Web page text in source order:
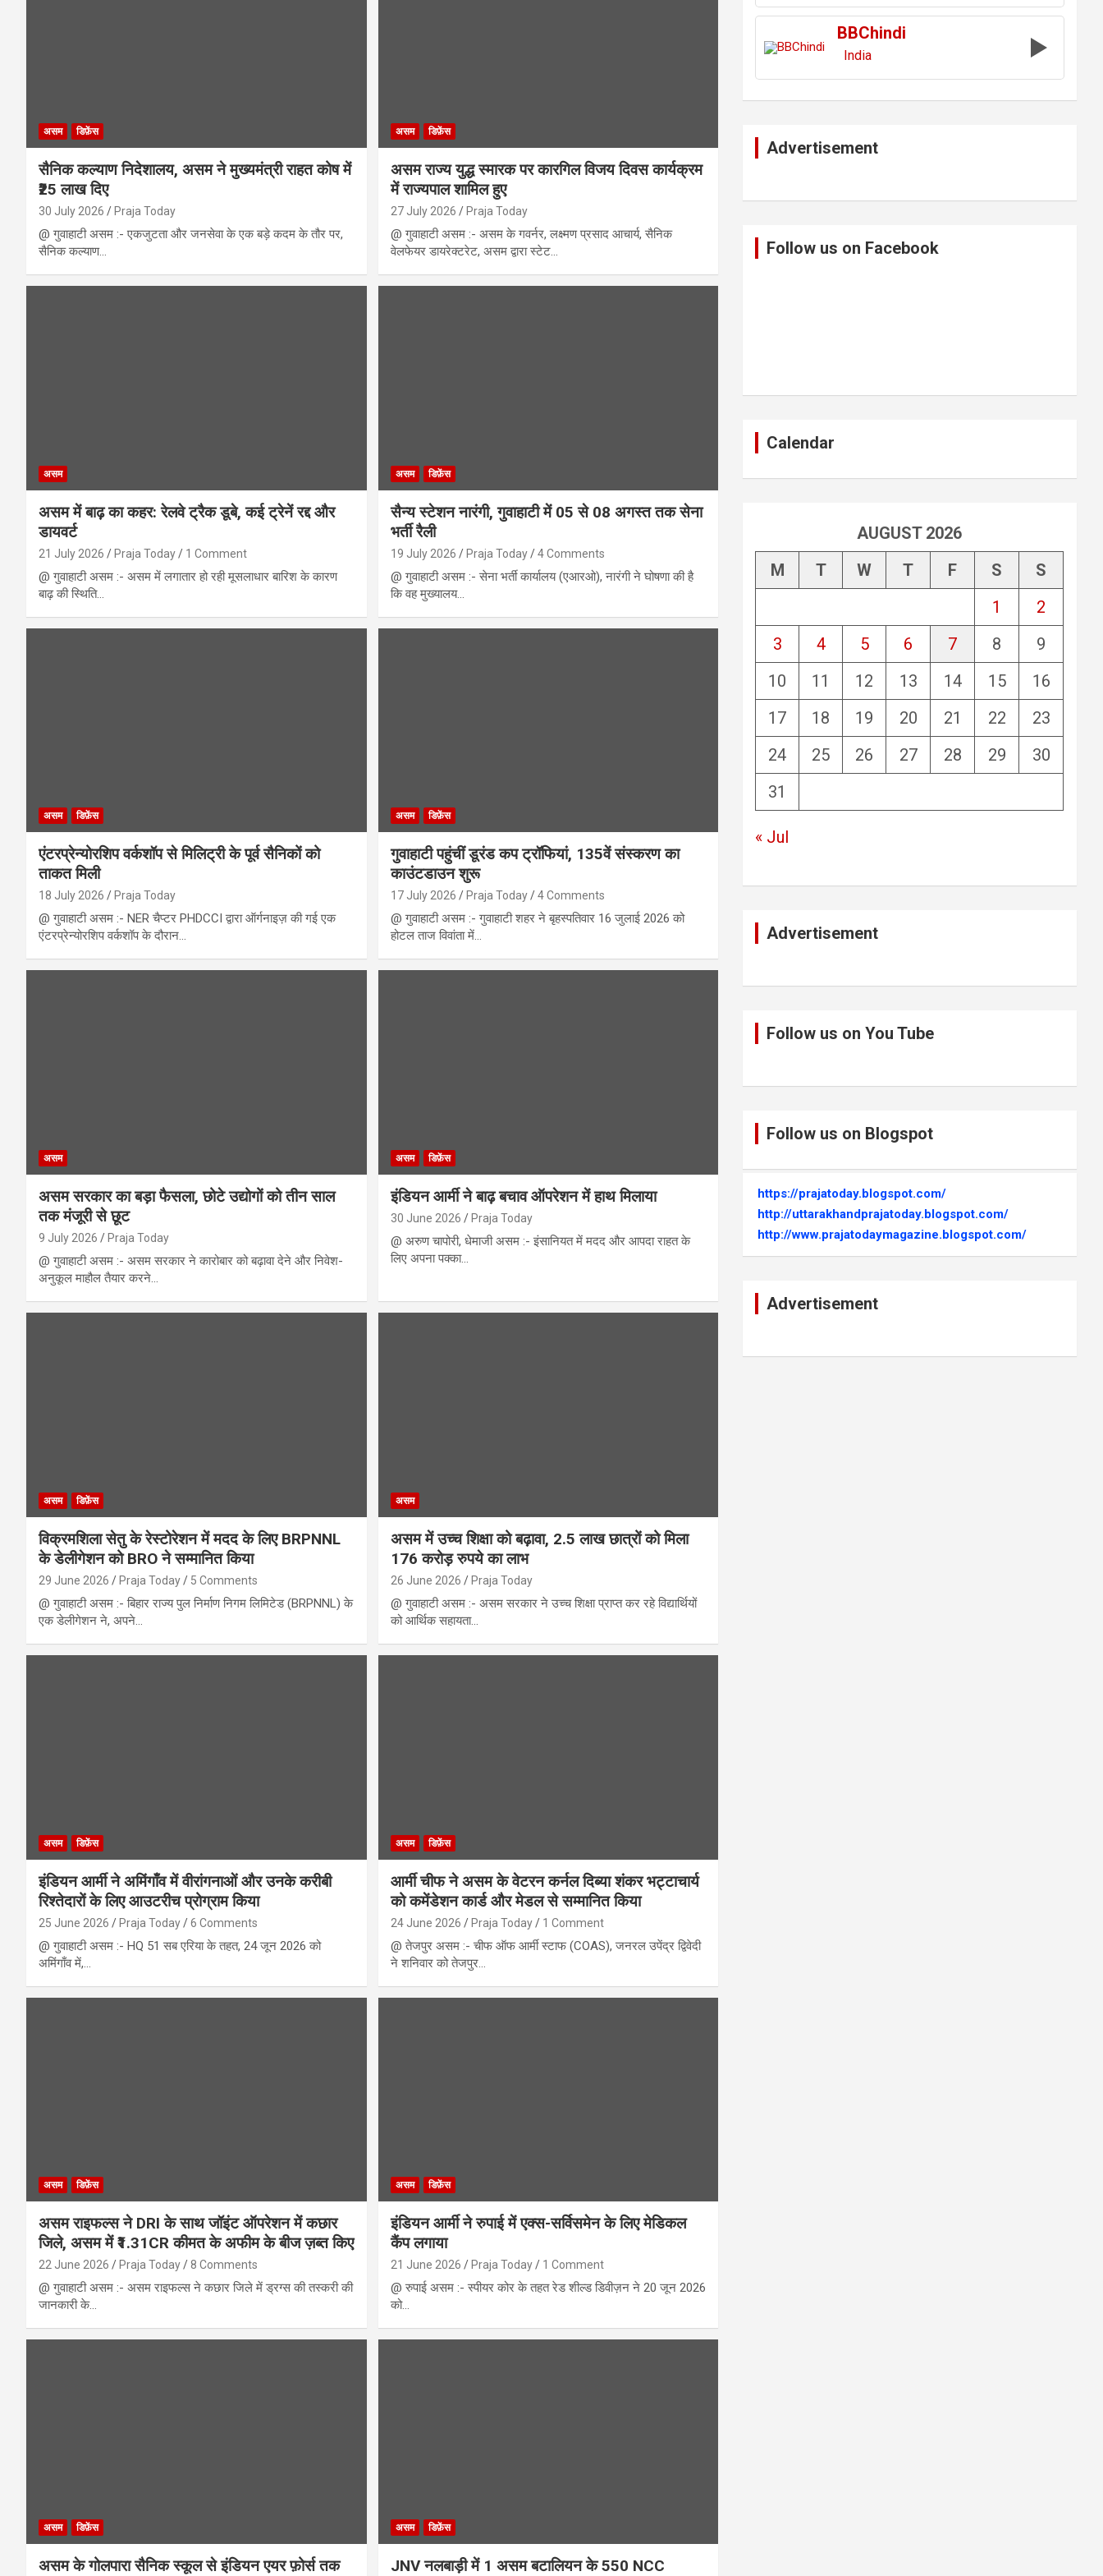
असम डिफ़ेंस
सैनिक कल्याण निदेशालय, असम ने मुख्यमंत्री राहत कोष में
₹25 लाख दिए
30 July 2026 Praja Today
@ गुवाहाटी असम :- एकजुटता और जनसेवा के एक बड़े कदम के तौर पर,
सैनिक कल्याण…
असम डिफ़ेंस
असम राज्य युद्ध स्मारक पर कारगिल विजय दिवस कार्यक्रम
में राज्यपाल शामिल हुए
27 July 2026 Praja Today
@ गुवाहाटी असम :- असम के गवर्नर, लक्ष्मण प्रसाद आचार्य, सैनिक
वेलफेयर डायरेक्टरेट, असम द्वारा स्टेट…
असम
असम में बाढ़ का कहर: रेलवे ट्रैक डूबे, कई ट्रेनें रद्द और
डायवर्ट
21 July 2026 Praja Today 1 Comment
@ गुवाहाटी असम :- असम में लगातार हो रही मूसलाधार बारिश के कारण
बाढ़ की स्थिति…
असम डिफ़ेंस
सैन्य स्टेशन नारंगी, गुवाहाटी में 05 से 08 अगस्त तक सेना
भर्ती रैली
19 July 2026 Praja Today 4 Comments
@ गुवाहाटी असम :- सेना भर्ती कार्यालय (एआरओ), नारंगी ने घोषणा की है
कि वह मुख्यालय…
असम डिफ़ेंस
एंटरप्रेन्योरशिप वर्कशॉप से ​​मिलिट्री के पूर्व सैनिकों को
ताकत मिली
18 July 2026 Praja Today
@ गुवाहाटी असम :- NER चैप्टर PHDCCI द्वारा ऑर्गनाइज़ की गई एक
एंटरप्रेन्योरशिप वर्कशॉप के दौरान…
असम डिफ़ेंस
गुवाहाटी पहुंचीं डूरंड कप ट्रॉफियां, 135वें संस्करण का
काउंटडाउन शुरू
17 July 2026 Praja Today 4 Comments
@ गुवाहाटी असम :- गुवाहाटी शहर ने बृहस्पतिवार 16 जुलाई 2026 को
होटल ताज विवांता में…
असम
असम सरकार का बड़ा फैसला, छोटे उद्योगों को तीन साल
तक मंजूरी से छूट
9 July 2026 Praja Today
@ गुवाहाटी असम :- असम सरकार ने कारोबार को बढ़ावा देने और निवेश-
अनुकूल माहौल तैयार करने…
असम डिफ़ेंस
इंडियन आर्मी ने बाढ़ बचाव ऑपरेशन में हाथ मिलाया
30 June 2026 Praja Today
@ अरुण चापोरी, धेमाजी असम :- इंसानियत में मदद और आपदा राहत के
लिए अपना पक्का…
असम डिफ़ेंस
विक्रमशिला सेतु के रेस्टोरेशन में मदद के लिए BRPNNL
के डेलीगेशन को BRO ने सम्मानित किया
29 June 2026 Praja Today 5 Comments
@ गुवाहाटी असम :- बिहार राज्य पुल निर्माण निगम लिमिटेड (BRPNNL) के
एक डेलीगेशन ने, अपने…
असम
असम में उच्च शिक्षा को बढ़ावा, 2.5 लाख छात्रों को मिला
176 करोड़ रुपये का लाभ
26 June 2026 Praja Today
@ गुवाहाटी असम :- असम सरकार ने उच्च शिक्षा प्राप्त कर रहे विद्यार्थियों
को आर्थिक सहायता…
असम डिफ़ेंस
इंडियन आर्मी ने अमिंगाँव में वीरांगनाओं और उनके करीबी
रिश्तेदारों के लिए आउटरीच प्रोग्राम किया
25 June 2026 Praja Today 6 Comments
@ गुवाहाटी असम :- HQ 51 सब एरिया के तहत, 24 जून 2026 को
अमिंगाँव में,…
असम डिफ़ेंस
आर्मी चीफ ने असम के वेटरन कर्नल दिब्या शंकर भट्टाचार्य
को कमेंडेशन कार्ड और मेडल से सम्मानित किया
24 June 2026 Praja Today 1 Comment
@ तेजपुर असम :- चीफ ऑफ आर्मी स्टाफ (COAS), जनरल उपेंद्र द्विवेदी
ने शनिवार को तेजपुर…
असम डिफ़ेंस
असम राइफल्स ने DRI के साथ जॉइंट ऑपरेशन में कछार
जिले, असम में ₹1.31CR कीमत के अफीम के बीज ज़ब्त किए
22 June 2026 Praja Today 8 Comments
@ गुवाहाटी असम :- असम राइफल्स ने कछार जिले में ड्रग्स की तस्करी की
जानकारी के…
असम डिफ़ेंस
इंडियन आर्मी ने रुपाई में एक्स-सर्विसमेन के लिए मेडिकल
कैंप लगाया
21 June 2026 Praja Today 1 Comment
@ रुपाई असम :- स्पीयर कोर के तहत रेड शील्ड डिवीज़न ने 20 जून 2026
को…
असम डिफ़ेंस
असम के गोलपारा सैनिक स्कूल से इंडियन एयर फ़ोर्स तक
असम डिफ़ेंस
JNV नलबाड़ी में 1 असम बटालियन के 550 NCC
BBChindi
India
Advertisement
Follow us on Facebook
Calendar
AUGUST 2026
M
T W T F S
S
1
2
3
4 5 6 7 8
9
10
11 12 13 14 15
16
17
18 19 20 21 22
23
24
25 26 27 28 29
30
31
« Jul
Advertisement
Follow us on You Tube
Follow us on Blogspot
https://prajatoday.blogspot.com/
http://uttarakhandprajatoday.blogspot.com/
http://www.prajatodaymagazine.blogspot.com/
Advertisement